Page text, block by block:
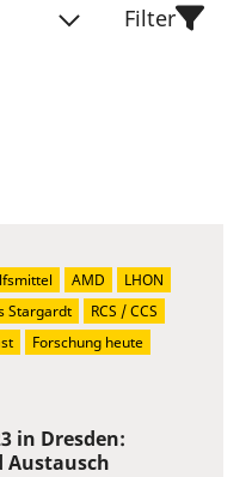
Filter
in Dresden:
AMD
LHON
Stargardt
RCS / CCS
Forschung heute